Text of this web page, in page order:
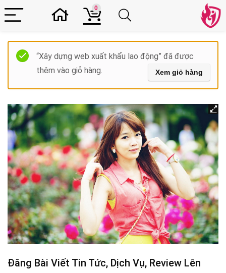
0
“Xây dựng web xuất khẩu lao động” đã được
thêm vào giỏ hàng.
Xem giỏ hàng
Đăng Bài Viết Tin Tức, Dịch Vụ, Review Lên